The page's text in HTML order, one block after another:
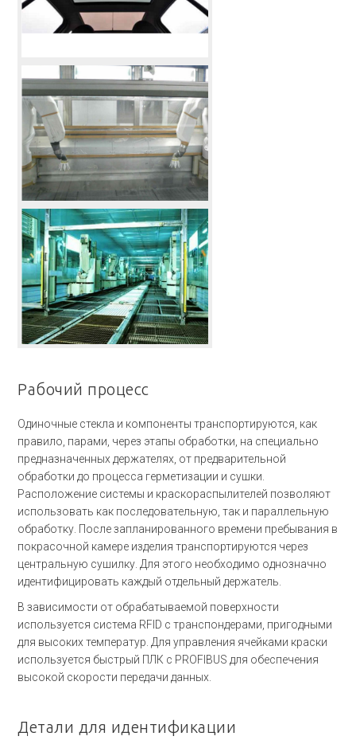
Рабочий процесс
Одиночные стекла и компоненты транспортируются, как
правило, парами, через этапы обработки, на специально
предназначенных держателях, от предварительной
обработки до процесса герметизации и сушки.
Расположение системы и краскораспылителей позволяют
использовать как последовательную, так и параллельную
обработку. После запланированного времени пребывания в
покрасочной камере изделия транспортируются через
центральную сушилку. Для этого необходимо однозначно
идентифицировать каждый отдельный держатель.
В зависимости от обрабатываемой поверхности
используется система RFID с транспондерами, пригодными
для высоких температур. Для управления ячейками краски
используется быстрый ПЛК с PROFIBUS для обеспечения
высокой скорости передачи данных.
Детали для идентификации